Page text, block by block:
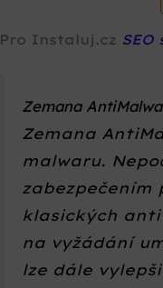
Pro Instaluj.cz
Zemana
Zemana
malwaru.
zabezpečením
klasických
na vyžádání
lze dále